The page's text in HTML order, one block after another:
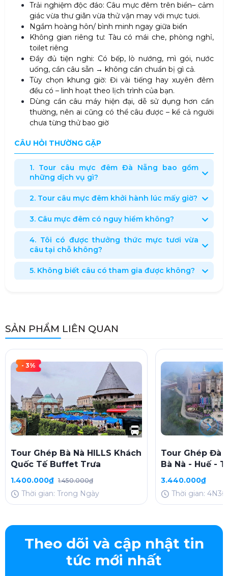
Trải nghiệm độc đáo: Câu mực đêm trên biển– cảm
giác vừa thư giãn vừa thử vận may với mực tươi.
Ngắm hoàng hôn/ bình minh ngay giữa biển
Không gian riêng tư: Tàu có mái che, phòng nghỉ,
toilet riêng
Đầy đủ tiện nghi: Có bếp, lò nướng, mì gói, nước
uống, cần câu sẵn → không cần chuẩn bị gì cả.
Tùy chọn khung giờ: Đi vài tiếng hay xuyên đêm
đều có – linh hoạt theo lịch trình của bạn.
Dùng cần câu máy hiện đại, dễ sử dụng hơn cần
thường, nên ai cũng có thể câu được – kể cả người
chưa từng thử bao giờ
CÂU HỎI THƯỜNG GẶP
1. Tour câu mực đêm Đà Nẵng bao gồm
những dịch vụ gì?
2. Tour câu mực đêm khởi hành lúc mấy giờ?
3. Câu mực đêm có nguy hiểm không?
4. Tôi có được thưởng thức mực tươi vừa
câu tại chỗ không?
5. Không biết câu có tham gia được không?
SẢN PHẨM LIÊN QUAN
- 3%
Tour Ghép Bà Nà HILLS Khách
Quốc Tế Buffet Trưa
1.400.000₫ 1.450.000₫
Thời gian: Trong Ngày
Tour Ghép Đà
Bà Nà - Huế -
(4N3D, thứ 5,
3.440.000₫
Thời gian: 4N3Đ
Theo dõi và cập nhật tin
tức mới nhất